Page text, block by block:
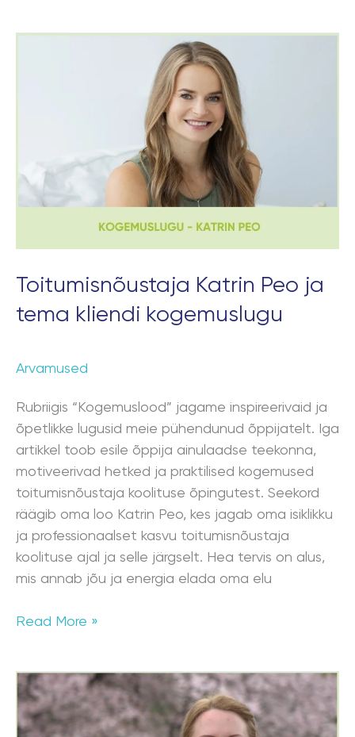
Toitumisnõustaja Katrin Peo ja
tema kliendi kogemuslugu
Arvamused
Rubriigis “Kogemuslood” jagame inspireerivaid ja
õpetlikke lugusid meie pühendunud õppijatelt. Iga
artikkel toob esile õppija ainulaadse teekonna,
motiveerivad hetked ja praktilised kogemused
toitumisnõustaja koolituse õpingutest. Seekord
räägib oma loo Katrin Peo, kes jagab oma isiklikku
ja professionaalset kasvu toitumisnõustaja
koolituse ajal ja selle järgselt. Hea tervis on alus,
mis annab jõu ja energia elada oma elu
kogemuslugu
Read More »
Maili
Markvardt
–